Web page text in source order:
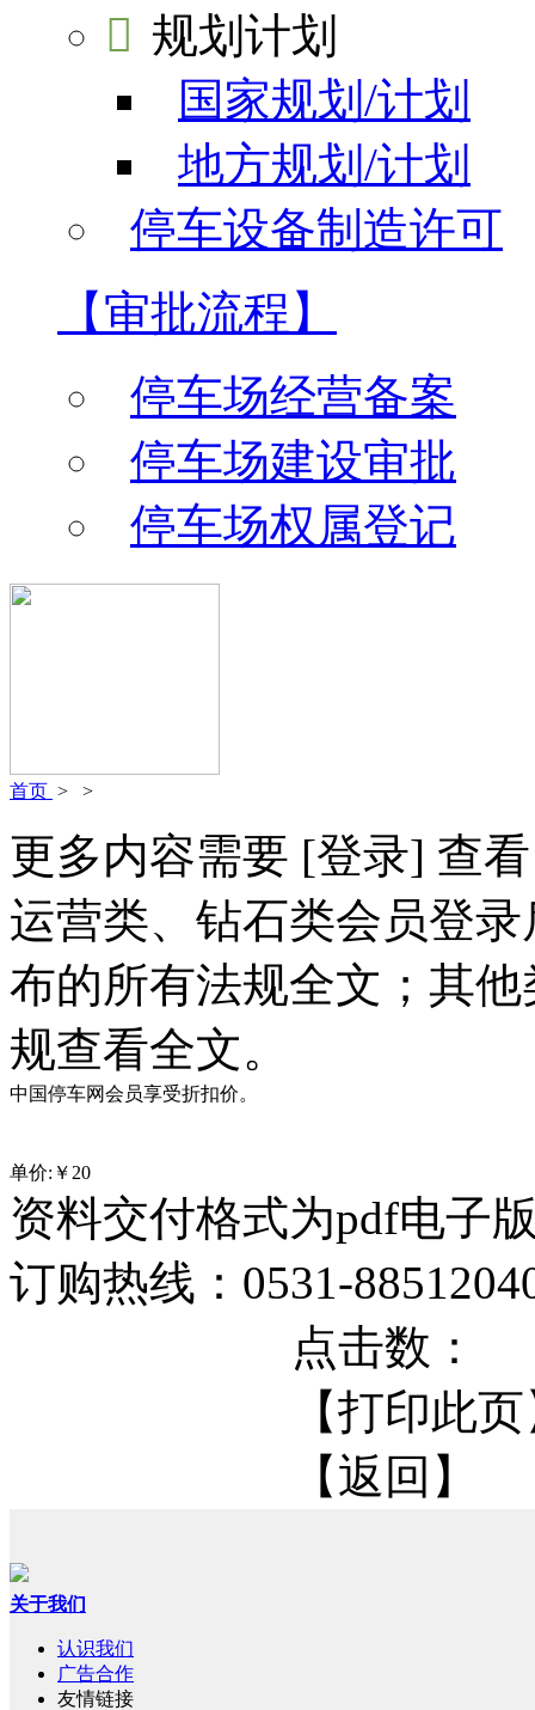
 规划计划
国家规划/计划
地方规划/计划
停车设备制造许可
【审批流程】
停车场经营备案
停车场建设审批
停车场权属登记
首页 > >
更多内容需要 [登录] 查
运营类、钻石类会员登
布的所有法规全文；其
规查看全文。
中国停车网会员享受折扣价。
单价:￥ 20
资料交付格式为pdf电子
订购热线：0531-
点击数：
【打印此
【返回】
关于我们
认识我们
广告合作
友情链接